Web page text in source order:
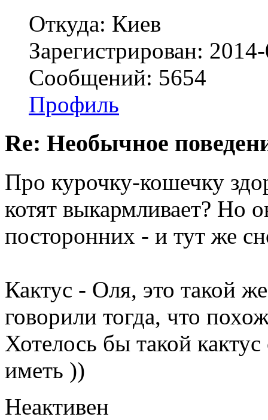
Откуда: Киев
Зарегистрирован:
Сообщений: 5654
Профиль
Re: Необычное
Про курочку-кошечку
котят выкармливает? Но
посторонних - и тут же
Кактус - Оля, это такой
говорили тогда, что
Хотелось бы такой
иметь ))
Неактивен